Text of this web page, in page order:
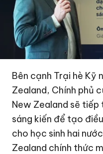
Bên cạnh Trại hè Kỹ
Zealand, Chính phủ
New Zealand sẽ
sáng kiến để tạo
cho học sinh hai
Zealand chính thức